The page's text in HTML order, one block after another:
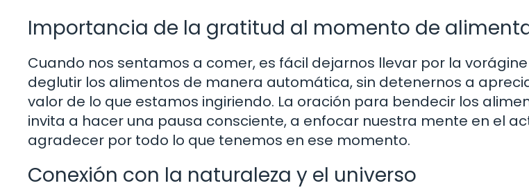
Importancia de la gratitud al momento de
Cuando nos sentamos a comer, es fácil dejarnos llevar por la
deglutir los alimentos de manera automática, sin detenernos a
valor de lo que estamos ingiriendo. La oración para bendecir los
invita a hacer una pausa consciente, a enfocar nuestra mente en el
agradecer por todo lo que tenemos en ese momento.
Conexión con la naturaleza y el universo